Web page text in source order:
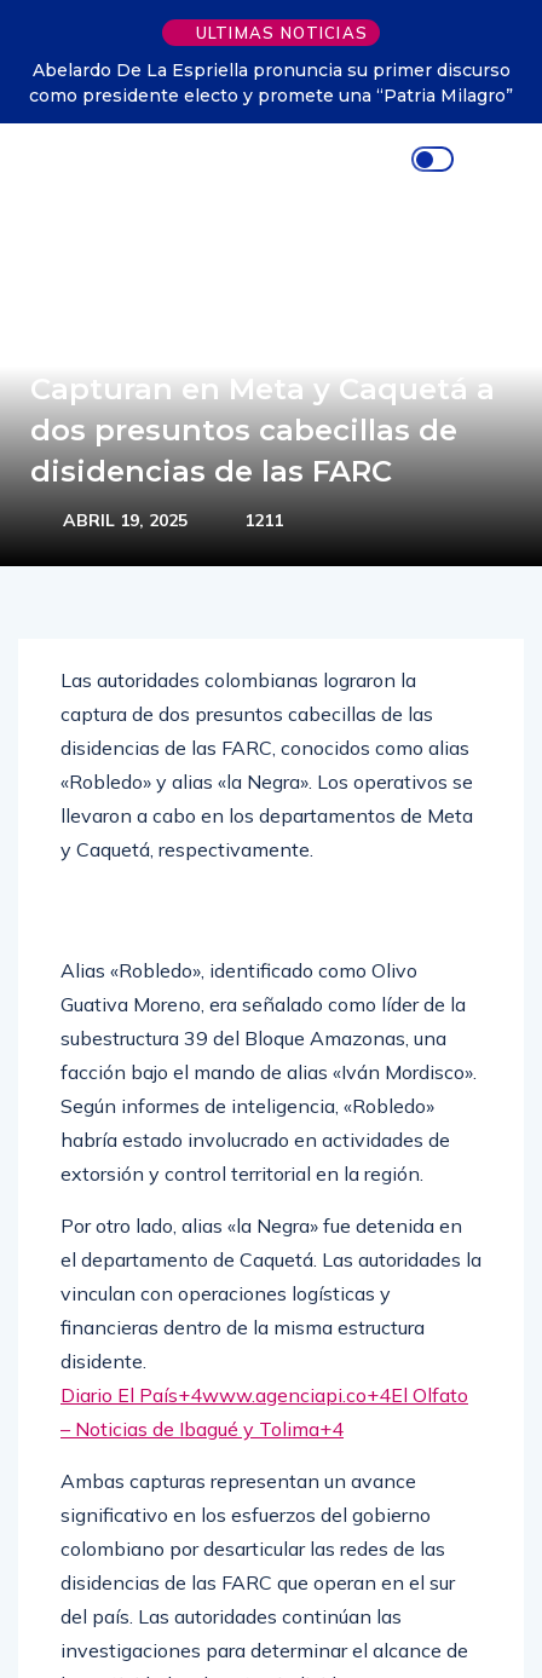
ULTIMAS NOTICIAS
Abelardo De La Espriella pronuncia su primer discurso
como presidente electo y promete una “Patria Milagro”
Capturan en Meta y Caquetá a
dos presuntos cabecillas de
disidencias de las FARC
ABRIL 19, 2025 1211
Las autoridades colombianas lograron la
captura de dos presuntos cabecillas de las
disidencias de las FARC, conocidos como alias
«Robledo» y alias «la Negra». Los operativos se
llevaron a cabo en los departamentos de Meta
y Caquetá, respectivamente.​
Alias «Robledo», identificado como Olivo
Guativa Moreno, era señalado como líder de la
subestructura 39 del Bloque Amazonas, una
facción bajo el mando de alias «Iván Mordisco».
Según informes de inteligencia, «Robledo»
habría estado involucrado en actividades de
extorsión y control territorial en la región.​
Por otro lado, alias «la Negra» fue detenida en
el departamento de Caquetá. Las autoridades la
vinculan con operaciones logísticas y
financieras dentro de la misma estructura
disidente.​
Diario El País+4www.agenciapi.co+4El Olfato
– Noticias de Ibagué y Tolima+4
Ambas capturas representan un avance
significativo en los esfuerzos del gobierno
colombiano por desarticular las redes de las
disidencias de las FARC que operan en el sur
del país. Las autoridades continúan las
investigaciones para determinar el alcance de